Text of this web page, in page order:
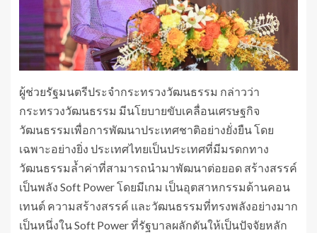
ผู้ช่วยรัฐมนตรีประจำกระทรวงวัฒนธรรม กล่าวว่า
กระทรวงวัฒนธรรม มีนโยบายขับเคลื่อนเศรษฐกิจ
วัฒนธรรมเพื่อการพัฒนาประเทศชาติอย่างยั่งยืน โดย
เฉพาะอย่างยิ่ง ประเทศไทยเป็นประเทศที่มีมรดกทาง
วัฒนธรรมล้ำค่าที่สามารถนำมาพัฒนาต่อยอด สร้างสรรค์
เป็นพลัง Soft Power โดยมีเกม เป็นอุตสาหกรรมด้านคอน
เทนต์ ความสร้างสรรค์ และวัฒนธรรมที่ทรงพลังอย่างมาก
เป็นหนึ่งใน Soft Power ที่รัฐบาลผลักดันให้เป็นปัจจัยหลัก